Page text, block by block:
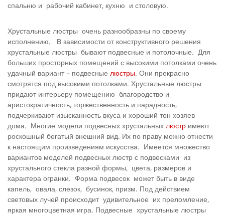
спальню и рабочий кабинет, кухню и столовую.
Хрустальные люстры очень разнообразны по своему
исполнению. В зависимости от конструктивного решения
хрустальные люстры бывают подвесные и потолочные. Для
больших просторных помещений с высокими потолками очень
удачный вариант – подвесные люстры. Они прекрасно
смотрятся под высокими потолками. Хрустальные люстры
придают интерьеру помещению благородство и
аристократичность, торжественность и парадность,
подчеркивают изысканность вкуса и хороший тон хозяев
дома. Многие модели подвесных хрустальных люстр имеют
роскошный богатый внешний вид. Их по праву можно отнести
к настоящим произведениям искусства. Имеется множество
вариантов моделей подвесных люстр с подвесками из
хрустального стекла разной формы, цвета, размеров и
характера огранки. Форма подвесок может быть в виде
капель, овала, слезок, бусинок, призм. Под действием
световых лучей происходит удивительное их преломление,
яркая многоцветная игра. Подвесные хрустальные люстры